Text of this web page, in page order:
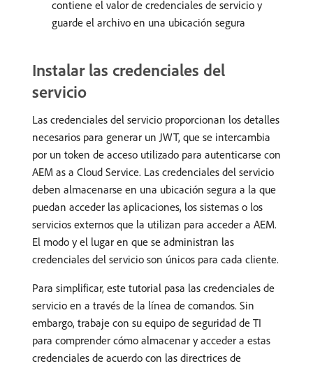
contiene el valor de credenciales de servicio y
guarde el archivo en una ubicación segura
Instalar las credenciales del
servicio
Las credenciales del servicio proporcionan los detalles
necesarios para generar un JWT, que se intercambia
por un token de acceso utilizado para autenticarse con
AEM as a Cloud Service. Las credenciales del servicio
deben almacenarse en una ubicación segura a la que
puedan acceder las aplicaciones, los sistemas o los
servicios externos que la utilizan para acceder a AEM.
El modo y el lugar en que se administran las
credenciales del servicio son únicos para cada cliente.
Para simplificar, este tutorial pasa las credenciales de
servicio en a través de la línea de comandos. Sin
embargo, trabaje con su equipo de seguridad de TI
para comprender cómo almacenar y acceder a estas
credenciales de acuerdo con las directrices de